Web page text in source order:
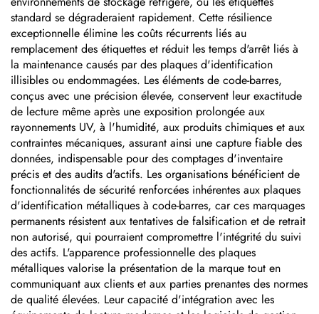
standard se dégraderaient rapidement. Cette résilience
exceptionnelle élimine les coûts récurrents liés au
remplacement des étiquettes et réduit les temps d'arrêt liés à
la maintenance causés par des plaques d'identification
illisibles ou endommagées. Les éléments de code-barres,
conçus avec une précision élevée, conservent leur exactitude
de lecture même après une exposition prolongée aux
rayonnements UV, à l'humidité, aux produits chimiques et aux
contraintes mécaniques, assurant ainsi une capture fiable des
données, indispensable pour des comptages d'inventaire
précis et des audits d'actifs. Les organisations bénéficient de
fonctionnalités de sécurité renforcées inhérentes aux plaques
d'identification métalliques à code-barres, car ces marquages
permanents résistent aux tentatives de falsification et de retrait
non autorisé, qui pourraient compromettre l'intégrité du suivi
des actifs. L'apparence professionnelle des plaques
métalliques valorise la présentation de la marque tout en
communiquant aux clients et aux parties prenantes des normes
de qualité élevées. Leur capacité d'intégration avec les